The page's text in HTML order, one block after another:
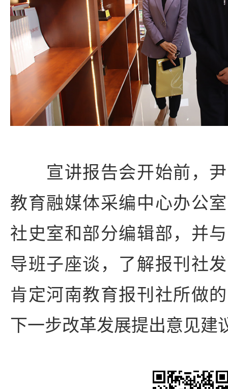
宣讲报告会开始前，尹
教育融媒体采编中心办公
社史室和部分编辑部，并
导班子座谈，了解报刊社
肯定河南教育报刊社所做
下一步改革发展提出意见建